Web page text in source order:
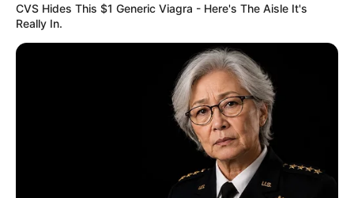
CVS Hides This $1 Generic Viagra - Here's The Aisle It's
Really In.